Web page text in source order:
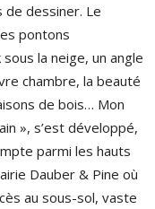
dessiner. Le
pontons
la neige, un angle
chambre, la beauté
de bois… Mon
», s’est développé,
parmi les hauts
Dauber & Pine où
au sous-sol, vaste